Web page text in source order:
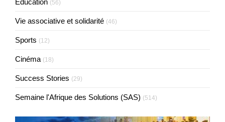
Éducation (56)
Vie associative et solidarité (46)
Sports (12)
Cinéma (18)
Success Stories (29)
Semaine l'Afrique des Solutions (SAS) (514)